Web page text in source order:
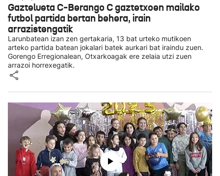
Gaztelueta C-Berango C gaztetxoen mailako
futbol partida bertan behera, irain
arrazistengatik
Larunbatean izan zen gertakaria, 13 bat urteko mutikoen
arteko partida batean jokalari batek aurkari bat iraindu zuen.
Gorengo Erregionalean, Otxarkoagak ere zelaia utzi zuen
arrazoi horrexegatik.